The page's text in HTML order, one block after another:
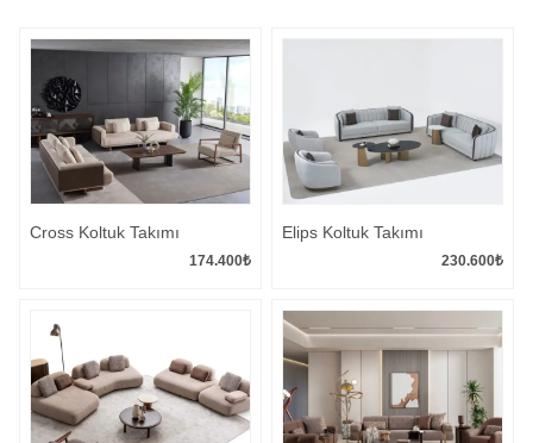
Cross Koltuk Takımı
174.400₺
Elips Koltuk Takımı
230.600₺